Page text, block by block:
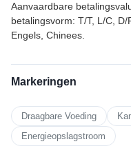
Aanvaardbare
betalingsvorm: T/T, L/C,
Engels, Chinees.
Markeringen
Draagbare Voeding
Energieopslagstroom